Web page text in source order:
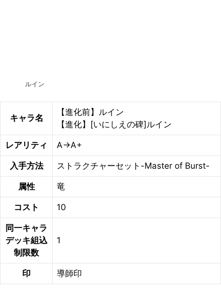
ルイン
キャラ名
【進化前】ルイン
【進化】[いにしえの碑]ルイン
レアリティ A→A+
入手方法 ストラクチャーセット-Master of Burst-
属性 竜
コスト 10
同一キャラ
デッキ組込
制限数
1
印 導師印